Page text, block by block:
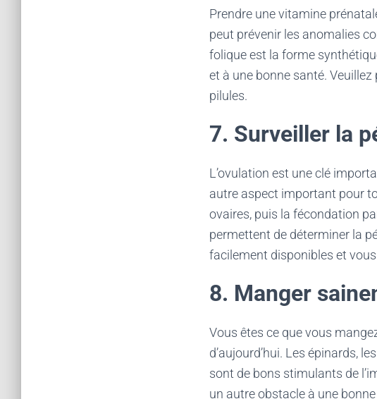
Prendre une vitamine
peut prévenir les anomalies
folique est la forme
et à une bonne santé.
pilules.
7. Surveiller la
L’ovulation est une clé
autre aspect important pour
ovaires, puis la fécondation
permettent de déterminer la
facilement disponibles et
8. Manger
Vous êtes ce que vous
d’aujourd’hui. Les épinards,
sont de bons stimulants de
un autre obstacle à une